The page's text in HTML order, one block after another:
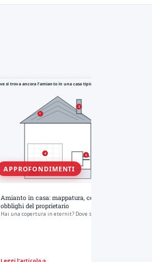
APPROFONDIMENTI
Amianto in casa: mappatura, cemento-amianto e
obblighi del proprietario
Hai una copertura in eternit? Dove si trova l